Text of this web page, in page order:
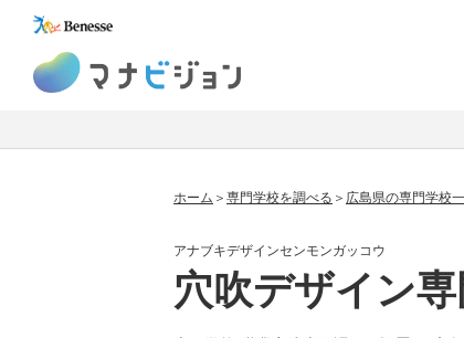
ホーム 専門学校を調べる 広島県の専門学校
アナブキデザインセンモンガッコウ
穴吹デザイン